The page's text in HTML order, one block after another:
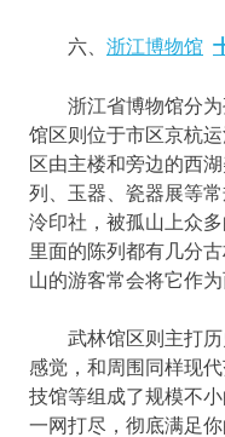
六、 浙江博物馆
浙江省博物馆分
馆区则位于市区京杭
区由主楼和旁边的西
列、玉器、瓷器展等
泠印社，被孤山上众
里面的陈列都有几分
山的游客常会将它作
武林馆区则主打
感觉，和周围同样现
技馆等组成了规模不
一网打尽，彻底满足